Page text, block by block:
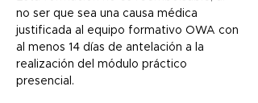
no ser que sea una causa médica
justificada al equipo formativo OWA con
al menos 14 días de antelación a la
realización del módulo práctico
presencial.